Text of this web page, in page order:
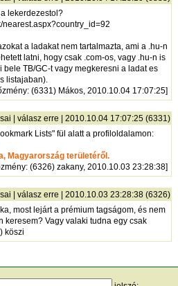
lekerdezestol?
a ladakat nem tartalmazta, ami a .hu-n
latni, hogy csak .com-os, vagy .hu-n is
TB/GC-t vagy megkeresni a ladat es
listajaban).
: (6331) Mákos, 2010.10.04 17:07:25]
válasz erre | 2010.10.04 17:07:25 (6331)
Lists" fül alatt a profiloldalamon:
Magyarország területéről.
: (6326) zakany, 2010.10.03 23:28:38]
válasz erre | 2010.10.03 23:28:38 (6326)
most lejárt a prémium tagságom, és nem
keresem? Vagy valaki tudna egy csak
köszi